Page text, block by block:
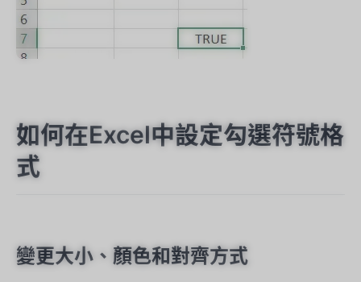
如何在Excel中設定勾選符號格
式
變更大小、顏色和對齊方式